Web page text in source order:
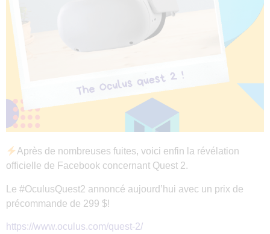
Après de nombreuses fuites, voici enfin la révélation
officielle de Facebook concernant Quest 2.
Le #OculusQuest2 annoncé aujourd’hui avec un prix de
précommande de 299 $!
https://www.oculus.com/quest-2/